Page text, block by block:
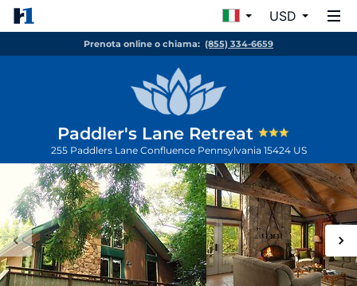
USD
Prenota online o chiama: (855) 334-6659
Paddler's Lane Retreat
255 Paddlers Lane Confluence Pennsylvania 15424 US